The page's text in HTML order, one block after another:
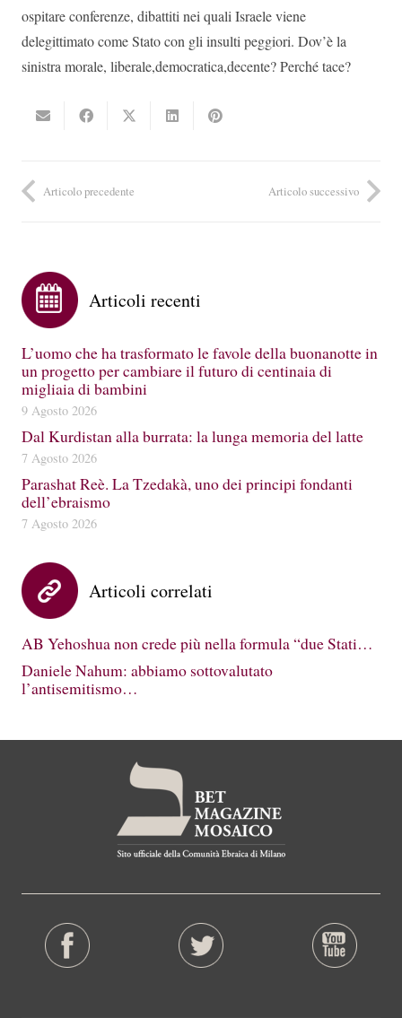
ospitare conferenze, dibattiti nei quali Israele viene
delegittimato come Stato con gli insulti peggiori. Dov’è la
sinistra morale, liberale,democratica,decente? Perché tace?
Articolo precedente Articolo successivo
Articoli recenti
L’uomo che ha trasformato le favole della buonanotte in
un progetto per cambiare il futuro di centinaia di
migliaia di bambini
9 Agosto 2026
Dal Kurdistan alla burrata: la lunga memoria del latte
7 Agosto 2026
Parashat Reè. La Tzedakà, uno dei principi fondanti
dell’ebraismo
7 Agosto 2026
Articoli correlati
AB Yehoshua non crede più nella formula “due Stati…
Daniele Nahum: abbiamo sottovalutato
l’antisemitismo…